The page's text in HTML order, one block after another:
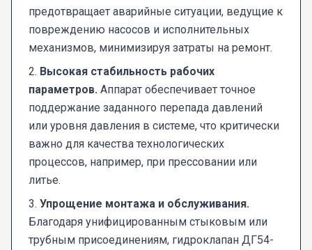
предотвращает аварийные ситуации, ведущие к
повреждению насосов и исполнительных
механизмов, минимизируя затраты на ремонт.
2. Высокая стабильность рабочих
параметров. Аппарат обеспечивает точное
поддержание заданного перепада давлений
или уровня давления в системе, что критически
важно для качества технологических
процессов, например, при прессовании или
литье.
3. Упрощение монтажа и обслуживания.
Благодаря унифицированным стыковым или
трубным присоединениям, гидроклапан ДГ54-